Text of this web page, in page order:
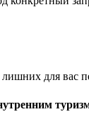
для вас